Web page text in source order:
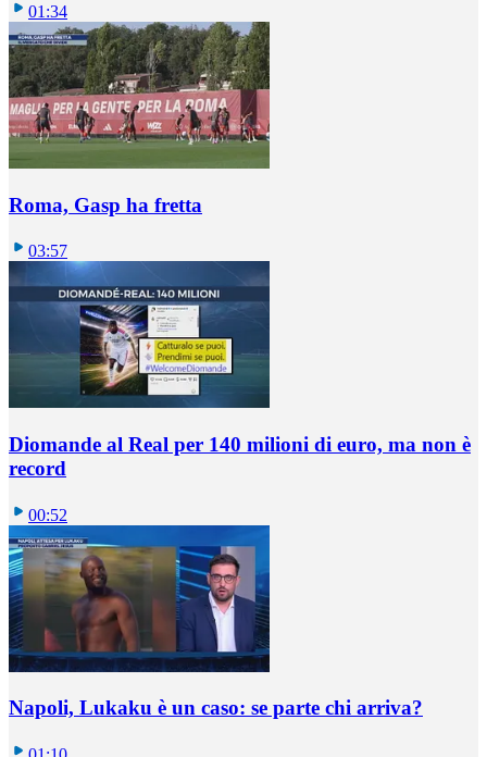
01:34
Roma, Gasp ha fretta
03:57
Diomande al Real per 140 milioni di euro, ma non è
record
00:52
Napoli, Lukaku è un caso: se parte chi arriva?